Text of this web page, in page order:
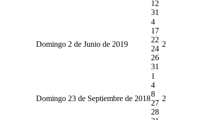
12
31
Domingo 2 de Junio de 2019
4
17
22
24
26
31
2
Domingo 23 de Septiembre de 2018
1
4
8
27
28
2